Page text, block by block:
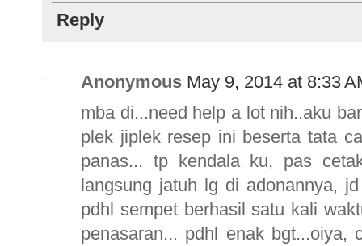
Reply
Anonymous May 9, 2014 at 8:33
mba di...need help a lot nih..aku
plek jiplek resep ini beserta tata
panas... tp kendala ku, pas
langsung jatuh lg di adonannya,
pdhl sempet berhasil satu kali
penasaran... pdhl enak bgt...oiya,